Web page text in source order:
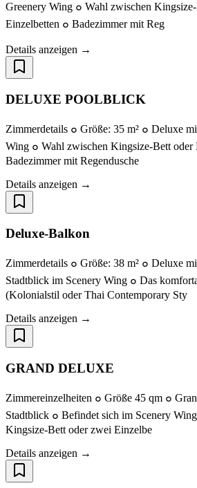
Greenery Wing ๐ Wahl zwischen
Einzelbetten ๐ Badezimmer mit Reg
Details anzeigen →
DELUXE POOLBLICK
Zimmerdetails ๐ Größe: 35 m² ๐ Deluxe
Wing ๐ Wahl zwischen Kingsize-Bett oder
Badezimmer mit Regendusche
Details anzeigen →
Deluxe-Balkon
Zimmerdetails ๐ Größe: 38 m² ๐ Deluxe
Stadtblick im Scenery Wing ๐ Das
(Kolonialstil oder Thai Contemporary Sty
Details anzeigen →
GRAND DELUXE
Zimmereinzelheiten ๐ Größe 45 qm ๐
Stadtblick ๐ Befindet sich im Scenery
Kingsize-Bett oder zwei Einzelbe
Details anzeigen →